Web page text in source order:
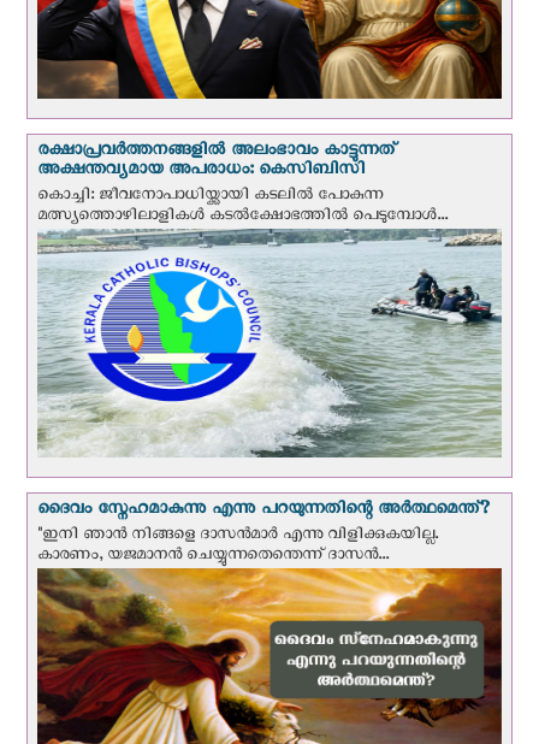
രക്ഷാപ്രവര്‍ത്തനങ്ങളില്‍ അലംഭാവം കാട്ടുന്നത്
അക്ഷന്തവ്യമായ അപരാധം: കെസിബിസി
കൊച്ചി: ജീവനോപാധിയ്ക്കായി കടലില്‍ പോകുന്ന
മത്സ്യത്തൊഴിലാളികള്‍ കടല്‍ക്ഷോഭത്തില്‍ പെടുമ്പോള്‍...
ദൈവം സ്നേഹമാകുന്നു എന്നു പറയുന്നതിന്റെ അർത്ഥമെന്ത്?
"ഇനി ഞാന്‍ നിങ്ങളെ ദാസന്‍മാര്‍ എന്നു വിളിക്കുകയില്ല.
കാരണം, യജമാനന്‍ ചെയ്യുന്നതെന്തെന്ന് ദാസന്‍...